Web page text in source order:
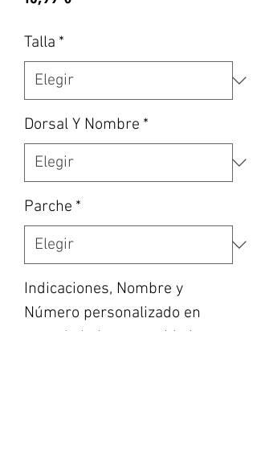
Talla *
Dorsal Y Nombre *
Parche *
Indicaciones, Nombre y
Número personalizado en
caso de haber escogido la